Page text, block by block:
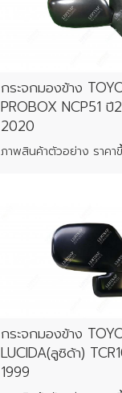
กระจกมองข้าง
PROBOX NCP51
2020
กระจกมองข้าง
LUCIDA(ลูซิด้า)
1999